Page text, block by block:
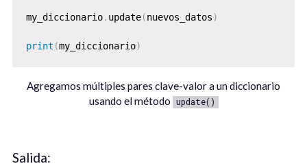
my_diccionario. update(nuevos_datos)
print (my_diccionario)
Agregamos múltiples pares clave-valor a un diccionario
usando el método update()
Salida: